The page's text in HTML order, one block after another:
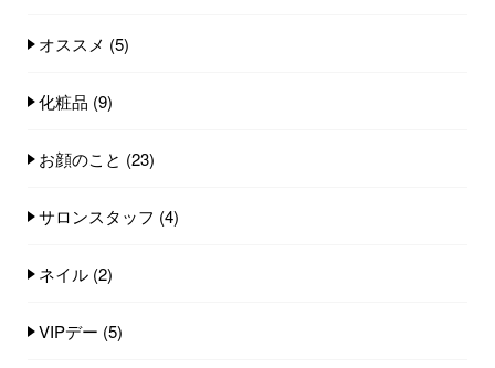
オススメ (5)
化粧品 (9)
お顔のこと (23)
サロンスタッフ (4)
ネイル (2)
VIPデー (5)